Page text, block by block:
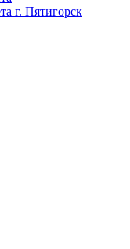
г. Пятигорск